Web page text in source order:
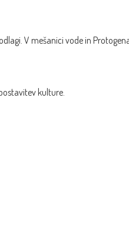
V mešanici vode in
kulture.